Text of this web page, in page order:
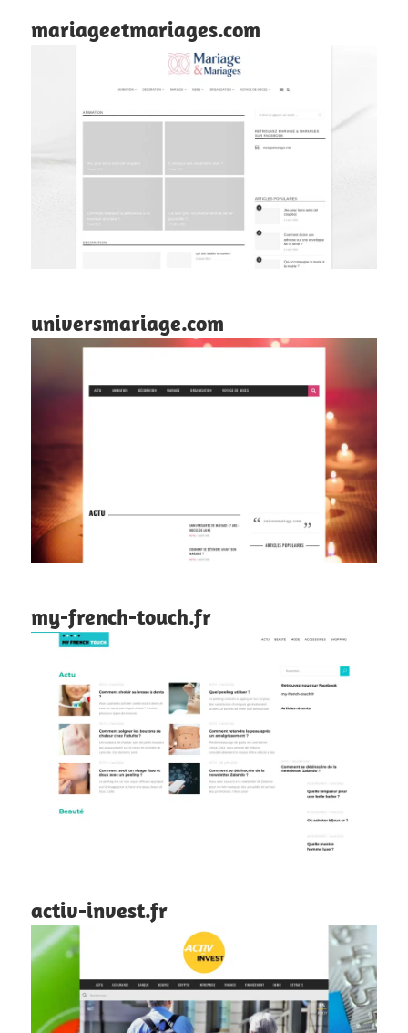
mariageetmariages.com
universmariage.com
my-french-touch.fr
activ-invest.fr